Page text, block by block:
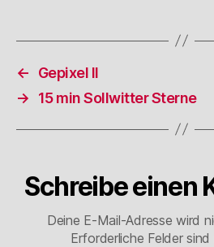
←
Gepixel II
→
15 min Sollwitter Sterne
Schreibe einen
Deine E-Mail-Adresse wird
Erforderliche Felder sind